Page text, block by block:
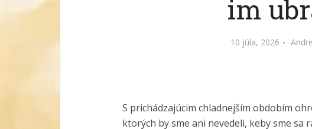
im
10 júla, 2026
S prichádzajúcim chladnejším obdobím
ktorých by sme ani nevedeli, keby sme